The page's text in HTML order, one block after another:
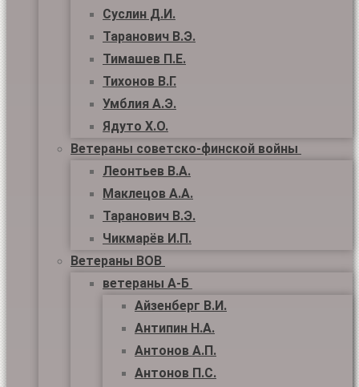
Суслин Д.И.
Таранович В.Э.
Тимашев П.Е.
Тихонов В.Г.
Умблия А.Э.
Ядуто Х.О.
Ветераны советско-финской войны
Леонтьев В.А.
Маклецов А.А.
Таранович В.Э.
Чикмарёв И.П.
Ветераны ВОВ
ветераны А-Б
Айзенберг В.И.
Антипин Н.А.
Антонов А.П.
Антонов П.С.